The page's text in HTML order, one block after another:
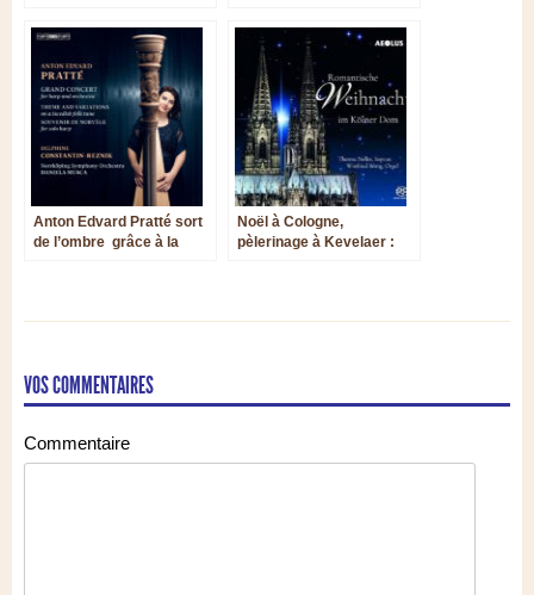
Anton Edvard Pratté sort
de l’ombre grâce à la
Noël à Cologne,
pèlerinage à Kevelaer :
VOS COMMENTAIRES
Commentaire